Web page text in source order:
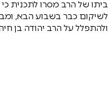
ביתו של הרב מסרו לתכנית
לשיקום כבר בשבוע הבא,
ולהתפלל על הרב יהודה בן